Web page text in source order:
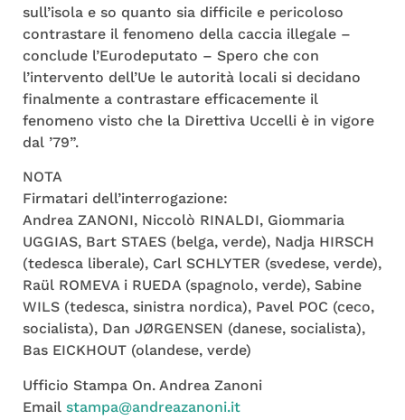
sull’isola e so quanto sia difficile e pericoloso
contrastare il fenomeno della caccia illegale –
conclude l’Eurodeputato – Spero che con
l’intervento dell’Ue le autorità locali si decidano
finalmente a contrastare efficacemente il
fenomeno visto che la Direttiva Uccelli è in vigore
dal ’79”.
NOTA
Firmatari dell’interrogazione:
Andrea ZANONI, Niccolò RINALDI, Giommaria
UGGIAS, Bart STAES (belga, verde), Nadja HIRSCH
(tedesca liberale), Carl SCHLYTER (svedese, verde),
Raül ROMEVA i RUEDA (spagnolo, verde), Sabine
WILS (tedesca, sinistra nordica), Pavel POC (ceco,
socialista), Dan JØRGENSEN (danese, socialista),
Bas EICKHOUT (olandese, verde)
Ufficio Stampa On. Andrea Zanoni
Email stampa@andreazanoni.it